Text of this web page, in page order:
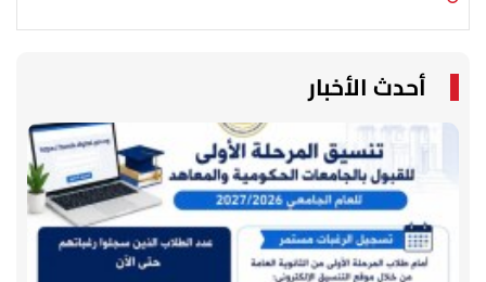
أحدث الأخبار